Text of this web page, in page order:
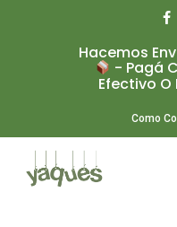
Hacemos
- Pagá
Efectivo
Como